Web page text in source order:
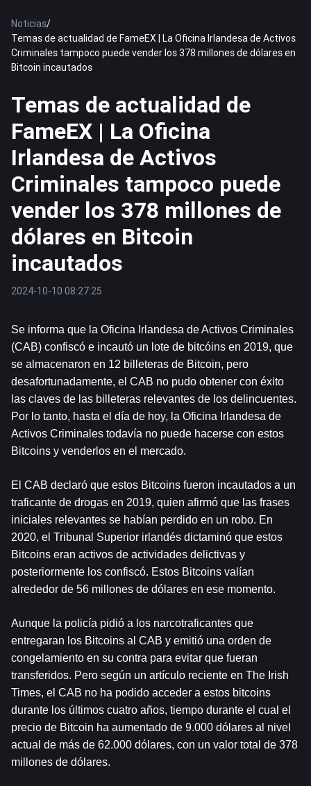
Noticias/
Temas de actualidad de FameEX | La Oficina Irlandesa de Activos
Criminales tampoco puede vender los 378 millones de dólares en
Bitcoin incautados
Temas de actualidad de
FameEX | La Oficina
Irlandesa de Activos
Criminales tampoco puede
vender los 378 millones de
dólares en Bitcoin
incautados
2024-10-10 08:27:25
Se informa que la Oficina Irlandesa de Activos Criminales
(CAB) confiscó e incautó un lote de bitcóins en 2019, que
se almacenaron en 12 billeteras de Bitcoin, pero
desafortunadamente, el CAB no pudo obtener con éxito
las claves de las billeteras relevantes de los delincuentes.
Por lo tanto, hasta el día de hoy, la Oficina Irlandesa de
Activos Criminales todavía no puede hacerse con estos
Bitcoins y venderlos en el mercado.
El CAB declaró que estos Bitcoins fueron incautados a un
traficante de drogas en 2019, quien afirmó que las frases
iniciales relevantes se habían perdido en un robo. En
2020, el Tribunal Superior irlandés dictaminó que estos
Bitcoins eran activos de actividades delictivas y
posteriormente los confiscó. Estos Bitcoins valían
alrededor de 56 millones de dólares en ese momento.
Aunque la policía pidió a los narcotraficantes que
entregaran los Bitcoins al CAB y emitió una orden de
congelamiento en su contra para evitar que fueran
transferidos. Pero según un artículo reciente en The Irish
Times, el CAB no ha podido acceder a estos bitcoins
durante los últimos cuatro años, tiempo durante el cual el
precio de Bitcoin ha aumentado de 9.000 dólares al nivel
actual de más de 62.000 dólares, con un valor total de 378
millones de dólares.